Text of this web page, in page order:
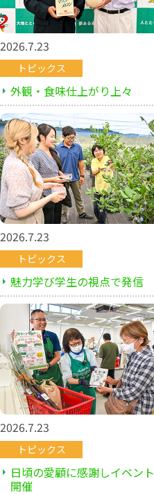
2026.7.23
トピックス
外観・食味仕上がり上々
2026.7.23
トピックス
魅力学び学生の視点で発信
2026.7.23
トピックス
日頃の愛顧に感謝しイベント
開催